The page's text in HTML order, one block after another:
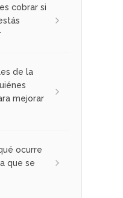
cobrar si
de la
mejorar
ocurre
que se